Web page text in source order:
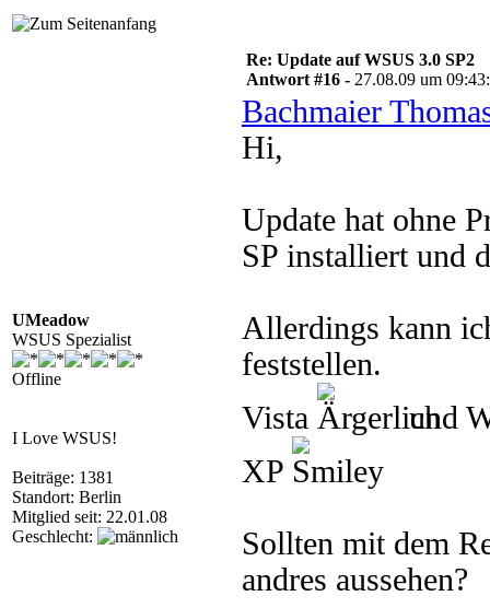
UMeadow
WSUS Spezialist
Offline
I Love WSUS!
Beiträge: 1381
Standort: Berlin
Mitglied seit: 22.01.08
Geschlecht:
Re: Update auf WSUS 3.0 SP2
Antwort #16 - 27.08.09 um
Bachmaier
Hi,
Update hat ohne
SP installiert und
Allerdings kann
feststellen.
Vista
und
XP
Sollten mit dem
andres aussehen?